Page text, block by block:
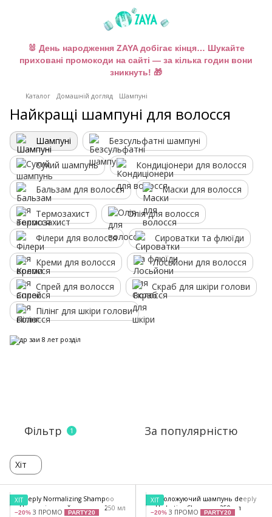
🐰 День народження ZAYA добігає кінця… Шукайте
приховані промокоди на сайті — за кілька годин вони
зникнуть! 🎁
Каталог Домашній догляд Шампуні
Найкращі шампуні для волосся
Шампуні Безсульфатні шампуні
Сухий шампунь Кондиціонери для волосся
Бальзам для волосся Маски для волосся
Термозахист Олія для волосся
Філери для волосся Сироватки та флюїди
Креми для волосся Лосьйони для волосся
Спрей для волосся Скраб для шкіри голови
Пілінг для шкіри голови
Фільтр 1 За популярністю
Хіт
ХІТ
−20% З ПРОМО PARTY20
ХІТ
−20% З ПРОМО PARTY20